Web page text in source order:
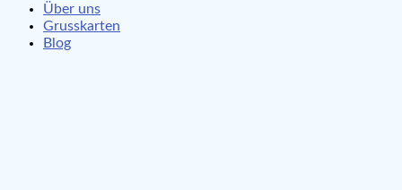
Über uns
Grusskarten
Blog